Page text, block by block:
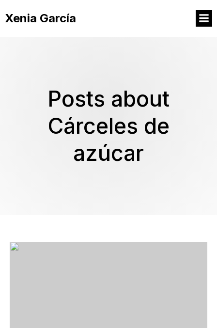
Xenia García
Posts about
Cárceles de
azúcar